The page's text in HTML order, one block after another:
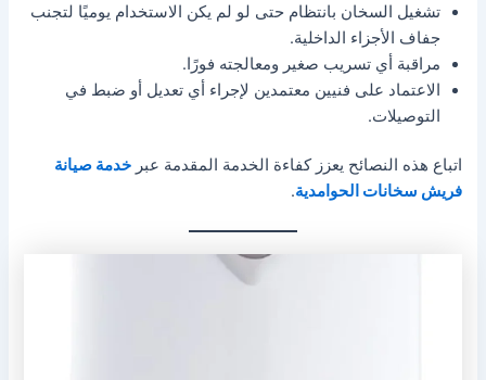
تشغيل السخان بانتظام حتى لو لم يكن الاستخدام يوميًا لتجنب
جفاف الأجزاء الداخلية.
مراقبة أي تسريب صغير ومعالجته فورًا.
الاعتماد على فنيين معتمدين لإجراء أي تعديل أو ضبط في
التوصيلات.
اتباع هذه النصائح يعزز كفاءة الخدمة المقدمة عبرخدمة صيانة
فريش سخانات الحوامدية.